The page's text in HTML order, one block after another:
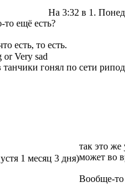
На 3:32 в 1.
то ещё есть?
есть, то есть.
гонял по сети
1 месяц 3 дня)
так это же
может во
Вообще-то